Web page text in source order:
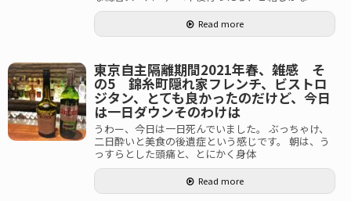
Read more
東京自主隔離期間2021年春、雑感 そ
の5 錦糸町隠れ家フレンチ、ビストロ
ジタン、とても良かったのだけど、今日
は一日ダウンそのわけは
うわー、今日は一日死んでいました。 ぶっちゃけ、
二日酔いと美食の後遺症という感じです。 朝は、う
っすらとした頭痛と、とにかく身体
Read more